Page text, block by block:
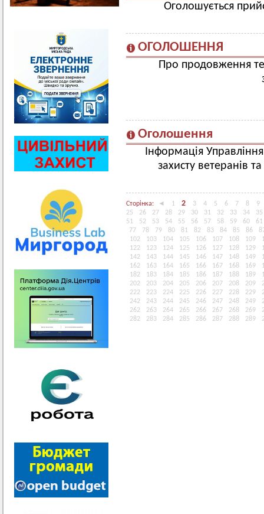
Оголошується
ОГОЛОШЕННЯ
Про продовження
Оголошення
Інформація
захисту ветеранів
Сторінка: ◄ 1 2 3 4 5 6 7 8
9
25
26 27 28 29 30 31 32 33 34
35
51
52 53 54 55 56 57 58 59 60
61
77
78 79 80 81 82 83 84 85 86
102
103 104 105 106 107 108 109
122
123 124 125 126 127 128 129
142
143 144 145 146 147 148 149
162
163 164 165 166 167 168 169
182
183 184 185 186 187 188 189
202
203 204 205 206 207 208 209
222
223 224 225 226 227 228 229
242
243 244 245 246 247 248 249
262
263 264 265 266 267 268 269
282
283 284 285 286 287 288 289